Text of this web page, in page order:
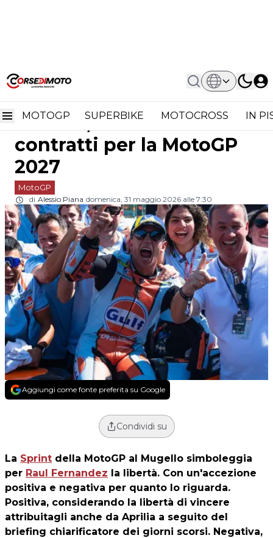
MOTOGP SUPERBIKE MOTOCROSS IN
Home MotoGP
Raul Fernandez Libero Di Vincere,
Raul Fernandez libero di
vincere, libero da
contratti per la MotoGP
2027
MotoGP
di Alessio Piana domenica, 31 maggio 2026 alle 7:30
Aggiungi come fonte preferita su Google
Condividi su
La Sprint della MotoGP al Mugello simboleggia
per Raul Fernandez la libertà. Con un'accezione
positiva e negativa per quanto lo riguarda.
Positiva, considerando la libertà di vincere
attribuitagli anche da Aprilia a seguito del
briefing chiarificatore dei giorni scorsi. Negativa,